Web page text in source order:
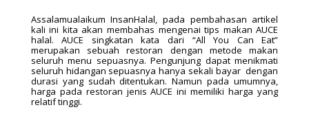
Assalamualaikum InsanHalal, pada pembahasan artikel
kali ini kita akan membahas mengenai tips makan AUCE
halal. AUCE singkatan kata dari “All You Can Eat”
merupakan sebuah restoran dengan metode makan
seluruh menu sepuasnya. Pengunjung dapat menikmati
seluruh hidangan sepuasnya hanya sekali bayar dengan
durasi yang sudah ditentukan. Namun pada umumnya,
harga pada restoran jenis AUCE ini memiliki harga yang
relatif tinggi.